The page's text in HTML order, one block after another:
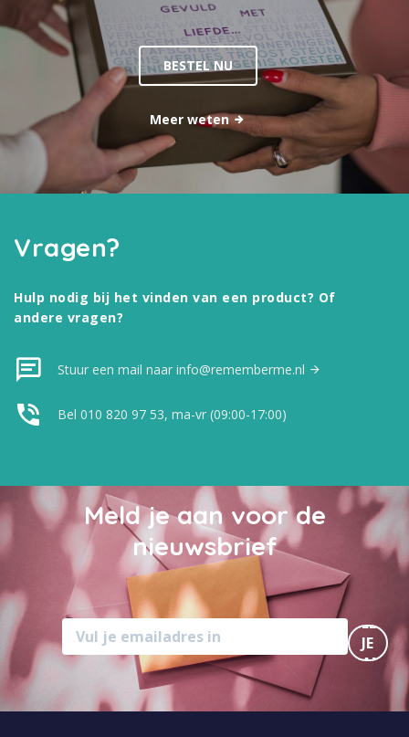
BESTEL NU
Meer weten
Vragen?
Hulp nodig bij het vinden van een product? Of
andere vragen?
Stuur een mail naar info@rememberme.nl
Bel 010 820 97 53, ma-vr (09:00-17:00)
Meld je aan voor de
nieuwsbrief
MELD
JE
AAN